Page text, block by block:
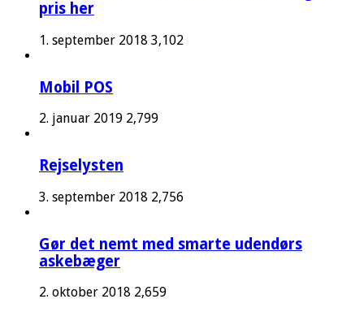
pris her
1. september 2018 3,102
Mobil POS
2. januar 2019 2,799
Rejselysten
3. september 2018 2,756
Gør det nemt med smarte udendørs
askebæger
2. oktober 2018 2,659